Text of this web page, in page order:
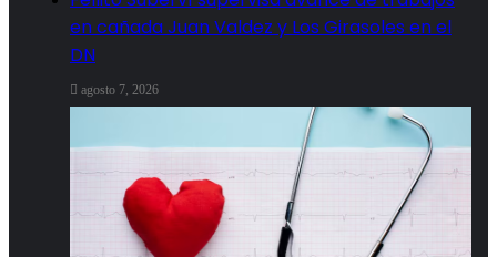
en cañada Juan Valdez y Los Girasoles en el
DN
agosto 7, 2026